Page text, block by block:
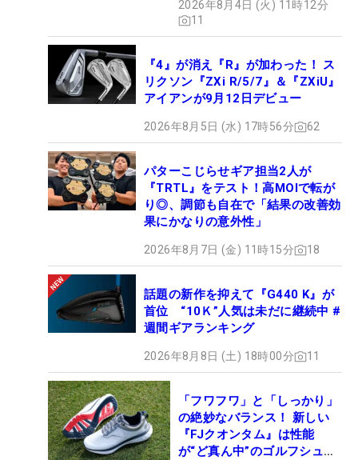
2026年8月4日 (火) 11時12分
11
『4』が消え『R』が加わった！ ス
リクソン『ZXi R/5/7』＆『ZXiU』
アイアンが9月12日デビュー
2026年8月5日 (水) 17時56分 62
パターこじらせギア担当2人が
『TRTL』をテスト！高MOIで転が
り◎、調節も自在で「結果の改善効
果にかなりの意外性」
2026年8月7日 (金) 11時15分 18
話題の新作を抑えて『G440 K』が
首位 “10Ｋ”人気は未だに継続中 #
週間ギアランキング
2026年8月8日 (土) 18時00分 11
「フワフワ」と「しっかり」
の絶妙なバランス！ 新しい
『FJクオンタム』は性能
が“ど真ん中”のゴルフシュー